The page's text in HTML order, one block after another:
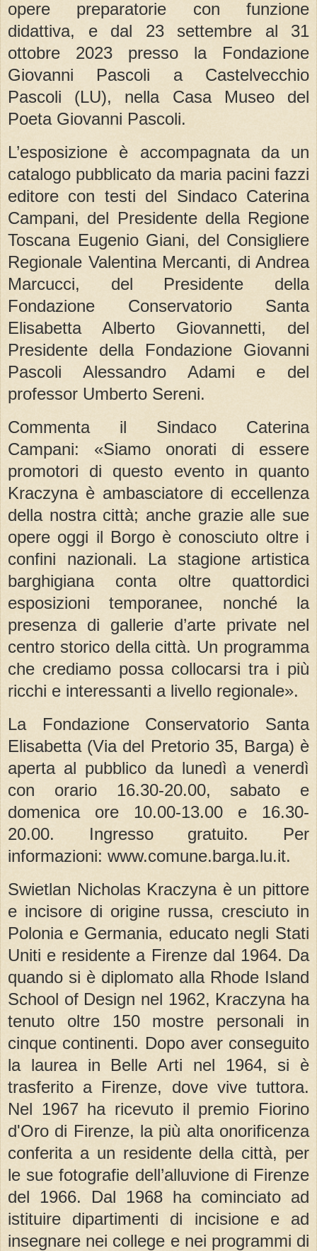
opere preparatorie con funzione
didattiva, e dal 23 settembre al 31
ottobre 2023 presso la Fondazione
Giovanni Pascoli a Castelvecchio
Pascoli (LU), nella Casa Museo del
Poeta Giovanni Pascoli.
L’esposizione è accompagnata da un
catalogo pubblicato da maria pacini fazzi
editore con testi del Sindaco Caterina
Campani, del Presidente della Regione
Toscana Eugenio Giani, del Consigliere
Regionale Valentina Mercanti, di Andrea
Marcucci, del Presidente della
Fondazione Conservatorio Santa
Elisabetta Alberto Giovannetti, del
Presidente della Fondazione Giovanni
Pascoli Alessandro Adami e del
professor Umberto Sereni.
Commenta il Sindaco Caterina
Campani: «Siamo onorati di essere
promotori di questo evento in quanto
Kraczyna è ambasciatore di eccellenza
della nostra città; anche grazie alle sue
opere oggi il Borgo è conosciuto oltre i
confini nazionali. La stagione artistica
barghigiana conta oltre quattordici
esposizioni temporanee, nonché la
presenza di gallerie d’arte private nel
centro storico della città. Un programma
che crediamo possa collocarsi tra i più
ricchi e interessanti a livello regionale».
La Fondazione Conservatorio Santa
Elisabetta (Via del Pretorio 35, Barga) è
aperta al pubblico da lunedì a venerdì
con orario 16.30-20.00, sabato e
domenica ore 10.00-13.00 e 16.30-
20.00. Ingresso gratuito. Per
informazioni: www.comune.barga.lu.it.
Swietlan Nicholas Kraczyna è un pittore
e incisore di origine russa, cresciuto in
Polonia e Germania, educato negli Stati
Uniti e residente a Firenze dal 1964. Da
quando si è diplomato alla Rhode Island
School of Design nel 1962, Kraczyna ha
tenuto oltre 150 mostre personali in
cinque continenti. Dopo aver conseguito
la laurea in Belle Arti nel 1964, si è
trasferito a Firenze, dove vive tuttora.
Nel 1967 ha ricevuto il premio Fiorino
d'Oro di Firenze, la più alta onorificenza
conferita a un residente della città, per
le sue fotografie dell’alluvione di Firenze
del 1966. Dal 1968 ha cominciato ad
istituire dipartimenti di incisione e ad
insegnare nei college e nei programmi di